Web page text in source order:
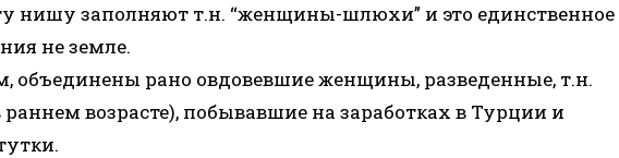
нишу заполняют т.н. “женщины-шлюхи” и это единственное
не земле.
объединены рано овдовевшие женщины, разведенные, т.н.
раннем возрасте), побывавшие на заработках в Турции и